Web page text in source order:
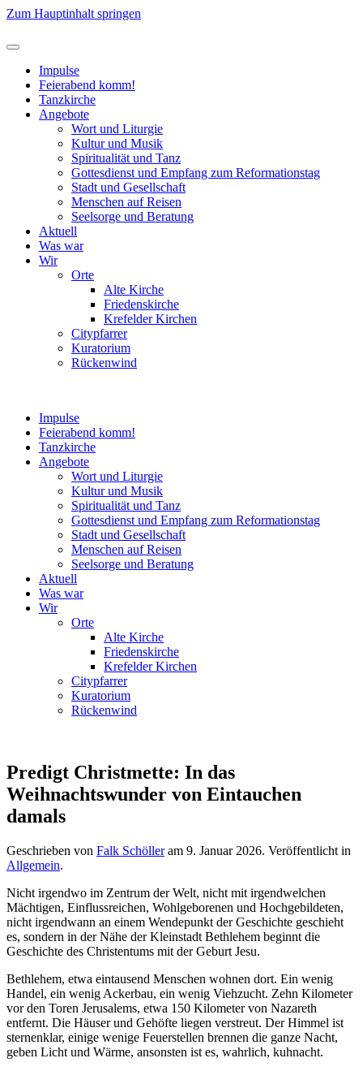
Zum Hauptinhalt springen
Impulse
Feierabend komm!
Tanzkirche
Angebote
Wort und Liturgie
Kultur und Musik
Spiritualität und Tanz
Gottesdienst und Empfang zum Reformationstag
Stadt und Gesellschaft
Menschen auf Reisen
Seelsorge und Beratung
Aktuell
Was war
Wir
Orte
Alte Kirche
Friedenskirche
Krefelder Kirchen
Citypfarrer
Kuratorium
Rückenwind
Impulse
Feierabend komm!
Tanzkirche
Angebote
Wort und Liturgie
Kultur und Musik
Spiritualität und Tanz
Gottesdienst und Empfang zum Reformationstag
Stadt und Gesellschaft
Menschen auf Reisen
Seelsorge und Beratung
Aktuell
Was war
Wir
Orte
Alte Kirche
Friedenskirche
Krefelder Kirchen
Citypfarrer
Kuratorium
Rückenwind
Predigt Christmette: In das
Weihnachtswunder von Eintauchen
damals
Geschrieben von Falk Schölleram 9. Januar 2026. Veröffentlicht in
Allgemein.
Nicht irgendwo im Zentrum der Welt, nicht mit irgendwelchen
Mächtigen, Einflussreichen, Wohlgeborenen und Hochgebildeten,
nicht irgendwann an einem Wendepunkt der Geschichte geschieht
es, sondern in der Nähe der Kleinstadt Bethlehem beginnt die
Geschichte des Christentums mit der Geburt Jesu.
Bethlehem, etwa eintausend Menschen wohnen dort. Ein wenig
Handel, ein wenig Ackerbau, ein wenig Viehzucht. Zehn Kilometer
vor den Toren Jerusalems, etwa 150 Kilometer von Nazareth
entfernt. Die Häuser und Gehöfte liegen verstreut. Der Himmel ist
sternenklar, einige wenige Feuerstellen brennen die ganze Nacht,
geben Licht und Wärme, ansonsten ist es, wahrlich, kuhnacht.